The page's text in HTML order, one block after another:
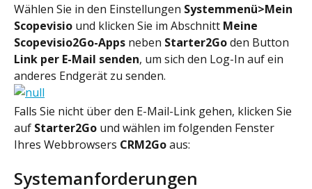
Wählen Sie in den Einstellungen Systemmenü>Mein
Scopevisio und klicken Sie im Abschnitt Meine
Scopevisio2Go-Apps neben Starter2Go den Button
Link per E-Mail senden, um sich den Log-In auf ein
anderes Endgerät zu senden.
Falls Sie nicht über den E-Mail-Link gehen, klicken Sie
auf Starter2Go und wählen im folgenden Fenster
Ihres Webbrowsers CRM2Go aus:
Systemanforderungen